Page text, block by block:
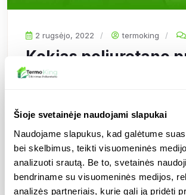
Šioje svetainėje naudojami slapukai
Naudojame slapukus, kad galėtume
bei skelbimus, teikti visuomeninės
analizuoti srautą. Be to, svetainės
bendriname su visuomeninės medijos,
analizės partneriais, kurie gali ją pridėti
2 rugsėjo, 2022 termoking
Kokias poliuretano
naudoti šiltinant iš
Duis aute irure dolor lipsum simply free
markets.
Skaityti daugiau